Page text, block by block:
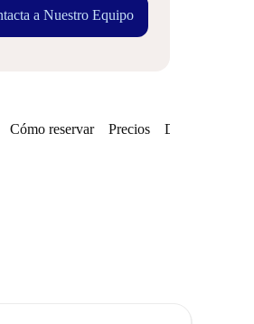
a Nuestro Equipo
Cómo reservar Precios Disponibilidades